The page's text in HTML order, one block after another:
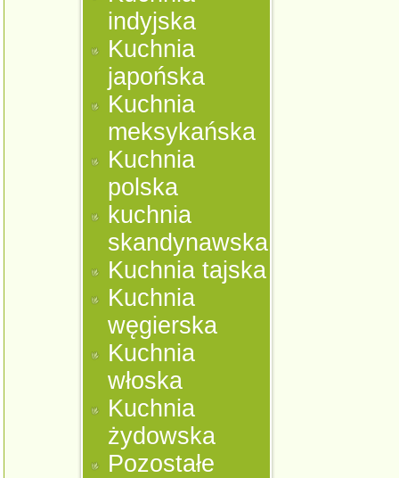
indyjska
Kuchnia
japońska
Kuchnia
meksykańska
Kuchnia
polska
kuchnia
skandynawska
Kuchnia tajska
Kuchnia
węgierska
Kuchnia
włoska
Kuchnia
żydowska
Pozostałe